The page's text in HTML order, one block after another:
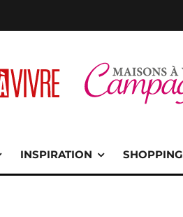
INSPIRATION SHOPPING